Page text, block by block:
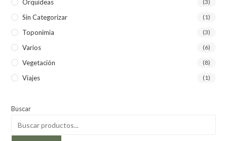
Orquídeas (3)
Sin Categorizar (1)
Toponimia (3)
Varios (6)
Vegetación (8)
Viajes (1)
Buscar